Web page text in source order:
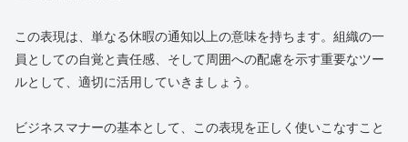
この表現は、単なる休暇の通知以上の意味を持ちます。組織の一
員としての自覚と責任感、そして周囲への配慮を示す重要なツー
ルとして、適切に活用していきましょう。
ビジネスマナーの基本として、この表現を正しく使いこなすこと